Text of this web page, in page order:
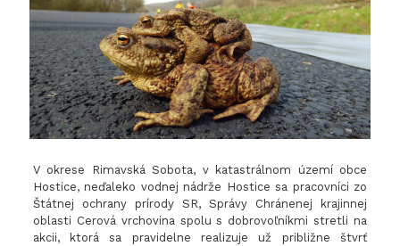
V okrese Rimavská Sobota, v katastrálnom území obce
Hostice, neďaleko vodnej nádrže Hostice sa pracovníci zo
Štátnej ochrany prírody SR, Správy Chránenej krajinnej
oblasti Cerová vrchovina spolu s dobrovoľníkmi stretli na
akcii, ktorá sa pravidelne realizuje už približne štvrť